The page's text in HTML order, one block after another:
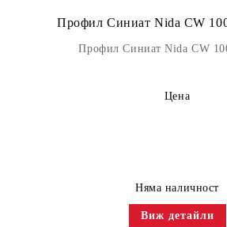
Профил Синиат Nida CW
Профил Синиат Nida CW
Цена
Няма наличност
Виж детайли